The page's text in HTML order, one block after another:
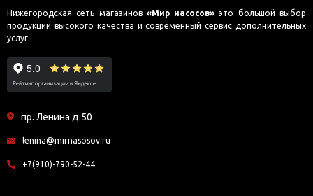
Нижегородская сеть магазинов «Мир насосов» это большой выбор
продукции высокого качества и современный сервис дополнительных
услуг.
пр. Ленина д.50
lenina@mirnasosov.ru
+7(910)-790-52-44